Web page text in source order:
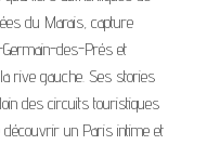
du Marais, capture
des-Prés et
rive gauche. Ses stories
des circuits touristiques
un Paris intime et